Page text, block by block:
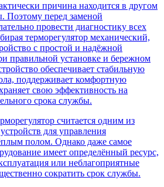
причина находится в другом
Поэтому перед заменой
провести диагностику всех
терморегулятор механический,
с простой и надёжной
правильной установке и бережном
обеспечивает стабильную
поддерживает комфортную
свою эффективность на
срока службы.
считается одним из
для управления
полом. Однако даже самое
имеет определённый ресурс,
или неблагоприятные
сократить срок службы.